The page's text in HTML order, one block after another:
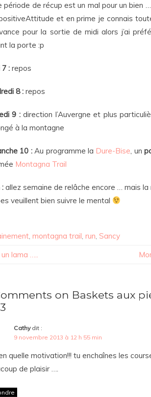
période de récup est un mal pour un bien
et en prime je connais
pour la sortie de midi alors j’ai
la porte :p
7 : repos
8 : repos
9 :direction l’Auvergne et plus
à la montagne
10 :Au programme la Dure-Bise, un
Montagna Trail
: allez semaine de relâche encore … mais
veuillent bien suivre le mental
, montagna trail, run, Sancy
lama …..
on Baskets aux
Cathy dit :
9 novembre 2013 à 12 h 55 min
quelle motivation!!! tu enchaînes les
de plaisir ….